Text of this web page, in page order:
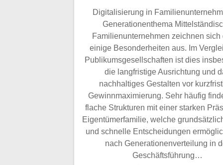
Digitalisierung in
Generationenthema
Familienunternehmen zeichnen sich
einige Besonderheiten aus. Im
Publikumsgesellschaften ist dies
die langfristige Ausrichtung und
nachhaltiges Gestalten vor
Gewinnmaximierung. Sehr häufig
flache Strukturen mit einer starken
Eigentümerfamilie, welche
und schnelle Entscheidungen
nach Generationenverteilung in
Geschäftsführung…